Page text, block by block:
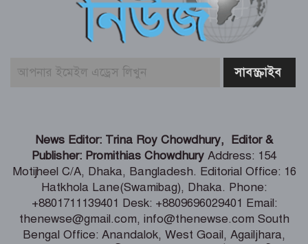
রিয়ার অ্যাডমিরাল মাহবুব আলী খানের
৪২তম শাহাদৎবার্ষিকী অনুষ্ঠিত
তনু হত্যা মামলায় সাবেক সেনাসদস্য
হাফিজুরের জামিন বাতিল, আত্মসমর্পণের
লিবিয়ায় মাফিয়ার নির্যাতনে মাদারীপুরের
যুবকের মৃত্যু
পাইকগাছায় ছাত্র ও দরিদ্র মানুষের মাঝে
সাইকেল, সেলাই মেশিন ও ভ্যান বিতরণ
News Editor: Trina Roy Chowdhury, Editor &
Publisher: Promithias Chowdhury Address: 154
Motijheel C/A, Dhaka, Bangladesh. Editorial Office: 16
Hatkhola Lane(Swamibag), Dhaka. Phone:
+8801711139401 Desk: +8809696029401 Email:
thenewse@gmail.com, info@thenewse.com South
Bengal Office: Anandalok, West Goail, Agailjhara,